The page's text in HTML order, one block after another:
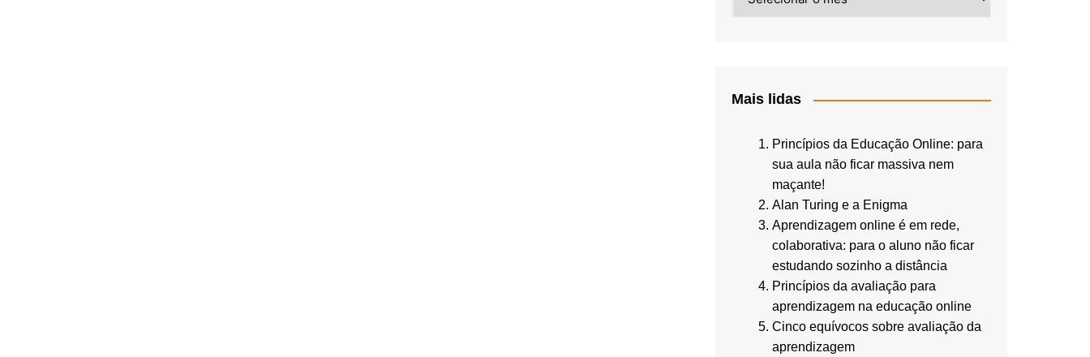
Mais lidas
Princípios da Educação Online: para
sua aula não ficar massiva nem
maçante!
Alan Turing e a Enigma
Aprendizagem online é em rede,
colaborativa: para o aluno não ficar
estudando sozinho a distância
Princípios da avaliação para
aprendizagem na educação online
Cinco equívocos sobre avaliação da
aprendizagem